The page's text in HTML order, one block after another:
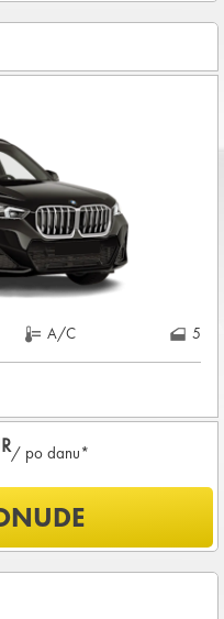
od štete (CDW) i krađe
u iznosu od
NAJMA
A/C 5
/ po danu*
od štete (CDW) i krađe